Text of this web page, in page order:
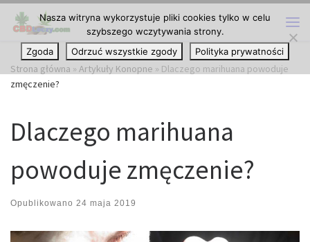
Przejdź do treści
Strona główna » Artykuły Konopne » Dlaczego marihuana powoduje
zmęczenie?
Dlaczego marihuana
powoduje zmęczenie?
Opublikowano 24 maja 2019
Nasza witryna wykorzystuje pliki cookies tylko w celu
szybszego wczytywania strony.
Zgoda
Odrzuć wszystkie zgody Polityka prywatności